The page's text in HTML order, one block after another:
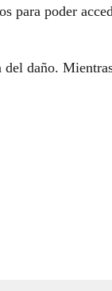
para poder
daño.